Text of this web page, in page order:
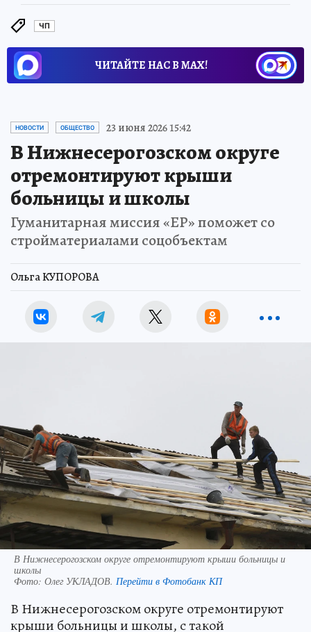
ЧП
ЧИТАЙТЕ НАС В МАХ!
НОВОСТИ ОБЩЕСТВО 23 июня 2026 15:42
В Нижнесерогозском округе
отремонтируют крыши
больницы и школы
Гуманитарная миссия «ЕР» поможет со
стройматериалами соцобъектам
Ольга КУПОРОВА
В Нижнесерогозском округе отремонтируют крыши больницы и
школы
Фото: Олег УКЛАДОВ. Перейти в Фотобанк КП
В Нижнесерогозском округе отремонтируют
крыши больницы и школы, с такой